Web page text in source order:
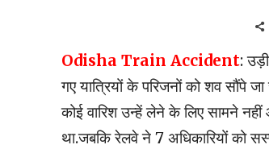
Odisha Train Accident:
गए यात्रियों के परिजनों को शव सौंपे
कोई वारिश उन्हें लेने के लिए सामने
था.जबकि रेलवे ने 7 अधिकारियों को